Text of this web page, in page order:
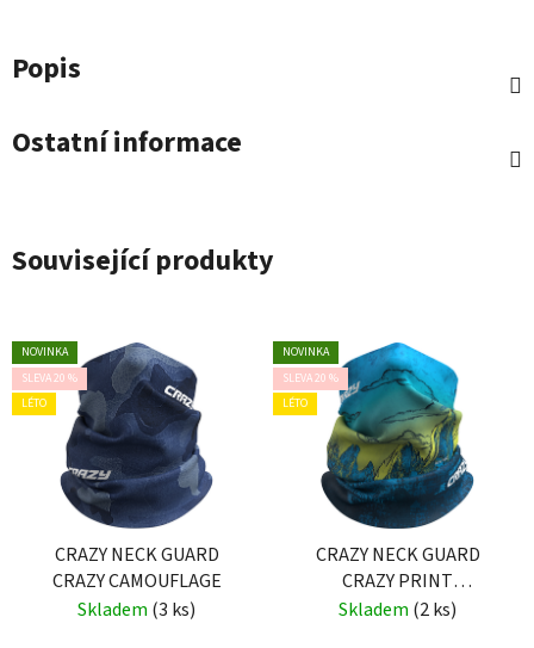
Popis
Ostatní informace
Související produkty
NOVINKA
SLEVA 20 %
LÉTO
CRAZY NECK GUARD
CRAZY CAMOUFLAGE
Skladem (3 ks)
NOVINKA
SLEVA 20 %
LÉTO
CRAZY NECK GUARD
CRAZY PRINT
PATAGONIA
Skladem (2 ks)